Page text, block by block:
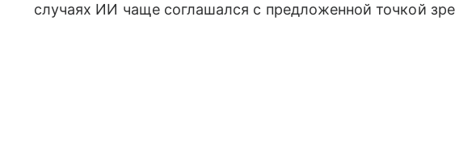
случаях ИИ чаще соглашался с предложенной точкой